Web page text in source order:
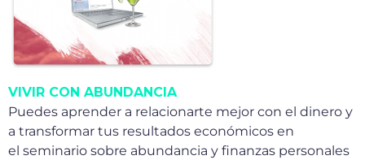
VIVIR CON ABUNDANCIA
Puedes aprender a relacionarte mejor con el dinero y
a transformar tus resultados económicos en
el seminario sobre abundancia y finanzas personales